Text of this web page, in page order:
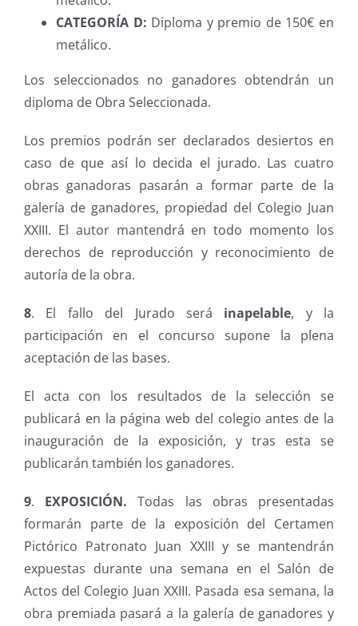
CATEGORÍA D: Diploma y premio de 150€ en
metálico.
Los seleccionados no ganadores obtendrán un
diploma de Obra Seleccionada.
Los premios podrán ser declarados desiertos en
caso de que así lo decida el jurado. Las cuatro
obras ganadoras pasarán a formar parte de la
galería de ganadores, propiedad del Colegio Juan
XXIII. El autor mantendrá en todo momento los
derechos de reproducción y reconocimiento de
autoría de la obra.
8. El fallo del Jurado será inapelable, y la
participación en el concurso supone la plena
aceptación de las bases.
El acta con los resultados de la selección se
publicará en la página web del colegio antes de la
inauguración de la exposición, y tras esta se
publicarán también los ganadores.
9. EXPOSICIÓN. Todas las obras presentadas
formarán parte de la exposición del Certamen
Pictórico Patronato Juan XXIII y se mantendrán
expuestas durante una semana en el Salón de
Actos del Colegio Juan XXIII. Pasada esa semana, la
obra premiada pasará a la galería de ganadores y